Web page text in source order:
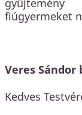
fiúgyermeket
Veres Sándor
Kedves